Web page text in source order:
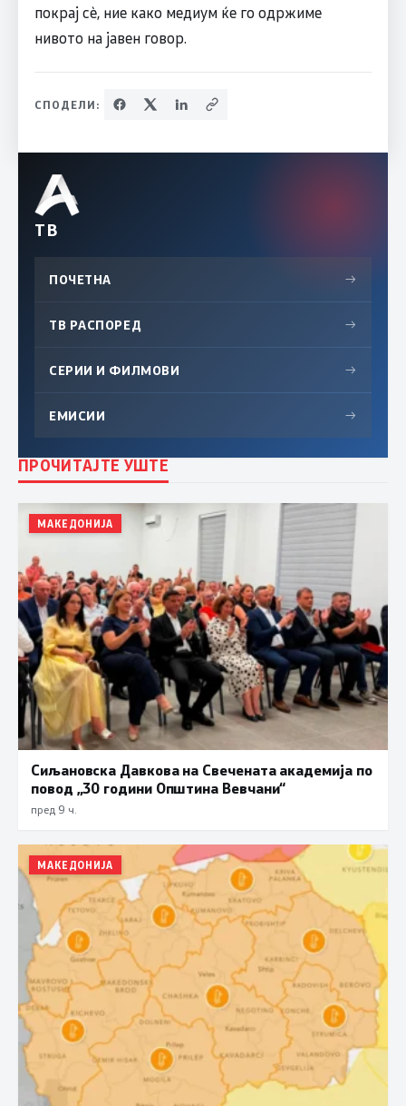
покрај сè, ние како медиум ќе го одржиме
нивото на јавен говор.
СПОДЕЛИ:
ТВ
ПОЧЕТНА →
ТВ РАСПОРЕД →
СЕРИИ И ФИЛМОВИ →
ЕМИСИИ →
ПРОЧИТАЈТЕ УШТЕ
МАКЕДОНИЈА
Сиљановска Давкова на Свечената академија по
повод „30 години Општина Вевчани“
пред 9 ч.
МАКЕДОНИЈА